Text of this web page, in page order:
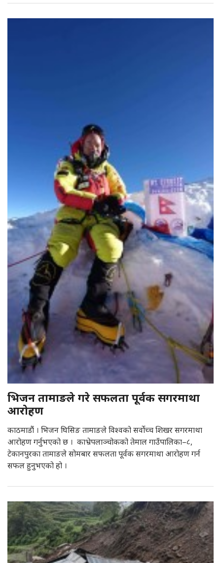
भिजन तामाङले गरे सफलता पूर्वक सगरमाथा
आरोहण
काठमाडौं । भिजन घिसिङ तामाङले विश्वको सर्वोच्च शिखर सगरमाथा
आरोहण गर्नुभएको छ । काभ्रेपलाञ्चोकको तेमाल गाउँपालिका–८,
टेकानपुरका तामाङले सोमबार सफलता पूर्वक सगरमाथा आरोहण गर्न
सफल हुनुभएको हो ।